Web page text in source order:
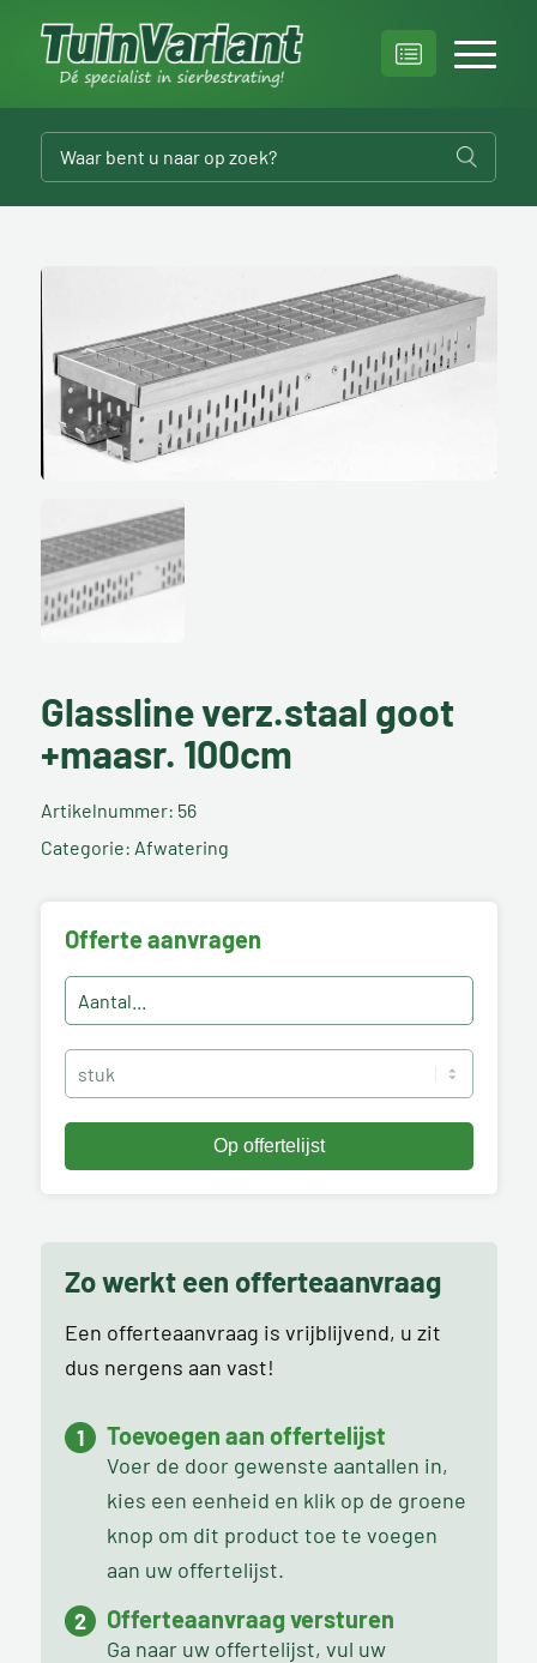
Glassline verz.staal goot
+maasr. 100cm
Artikelnummer: 56
Categorie: Afwatering
Offerte aanvragen
Zo werkt een offerteaanvraag
Een offerteaanvraag is vrijblijvend, u zit
dus nergens aan vast!
Toevoegen aan offertelijst
Voer de door gewenste aantallen in,
kies een eenheid en klik op de groene
knop om dit product toe te voegen
aan uw offertelijst.
Offerteaanvraag versturen
Ga naar uw offertelijst, vul uw